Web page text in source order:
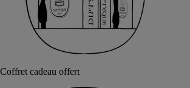
Coffret cadeau offert